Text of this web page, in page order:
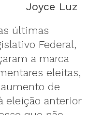
Joyce Luz
últimas
Federal,
a marca
eleitas,
de
eleição anterior